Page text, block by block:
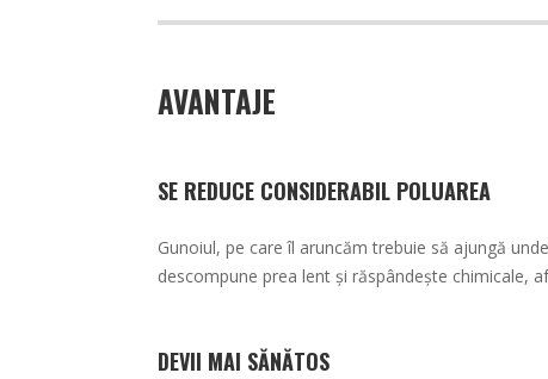
AVANTAJE
SE REDUCE CONSIDERABIL POLUAREA
Gunoiul, pe care îl aruncăm trebuie să ajungă
descompune prea lent și răspândește chimicale,
DEVII MAI SĂNĂTOS